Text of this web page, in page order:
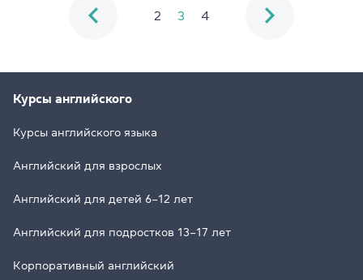
2 3 4
Курсы английского
Курсы английского языка
Английский для взрослых
Английский для детей 6–12 лет
Английский для подростков 13–17 лет
Корпоративный английский